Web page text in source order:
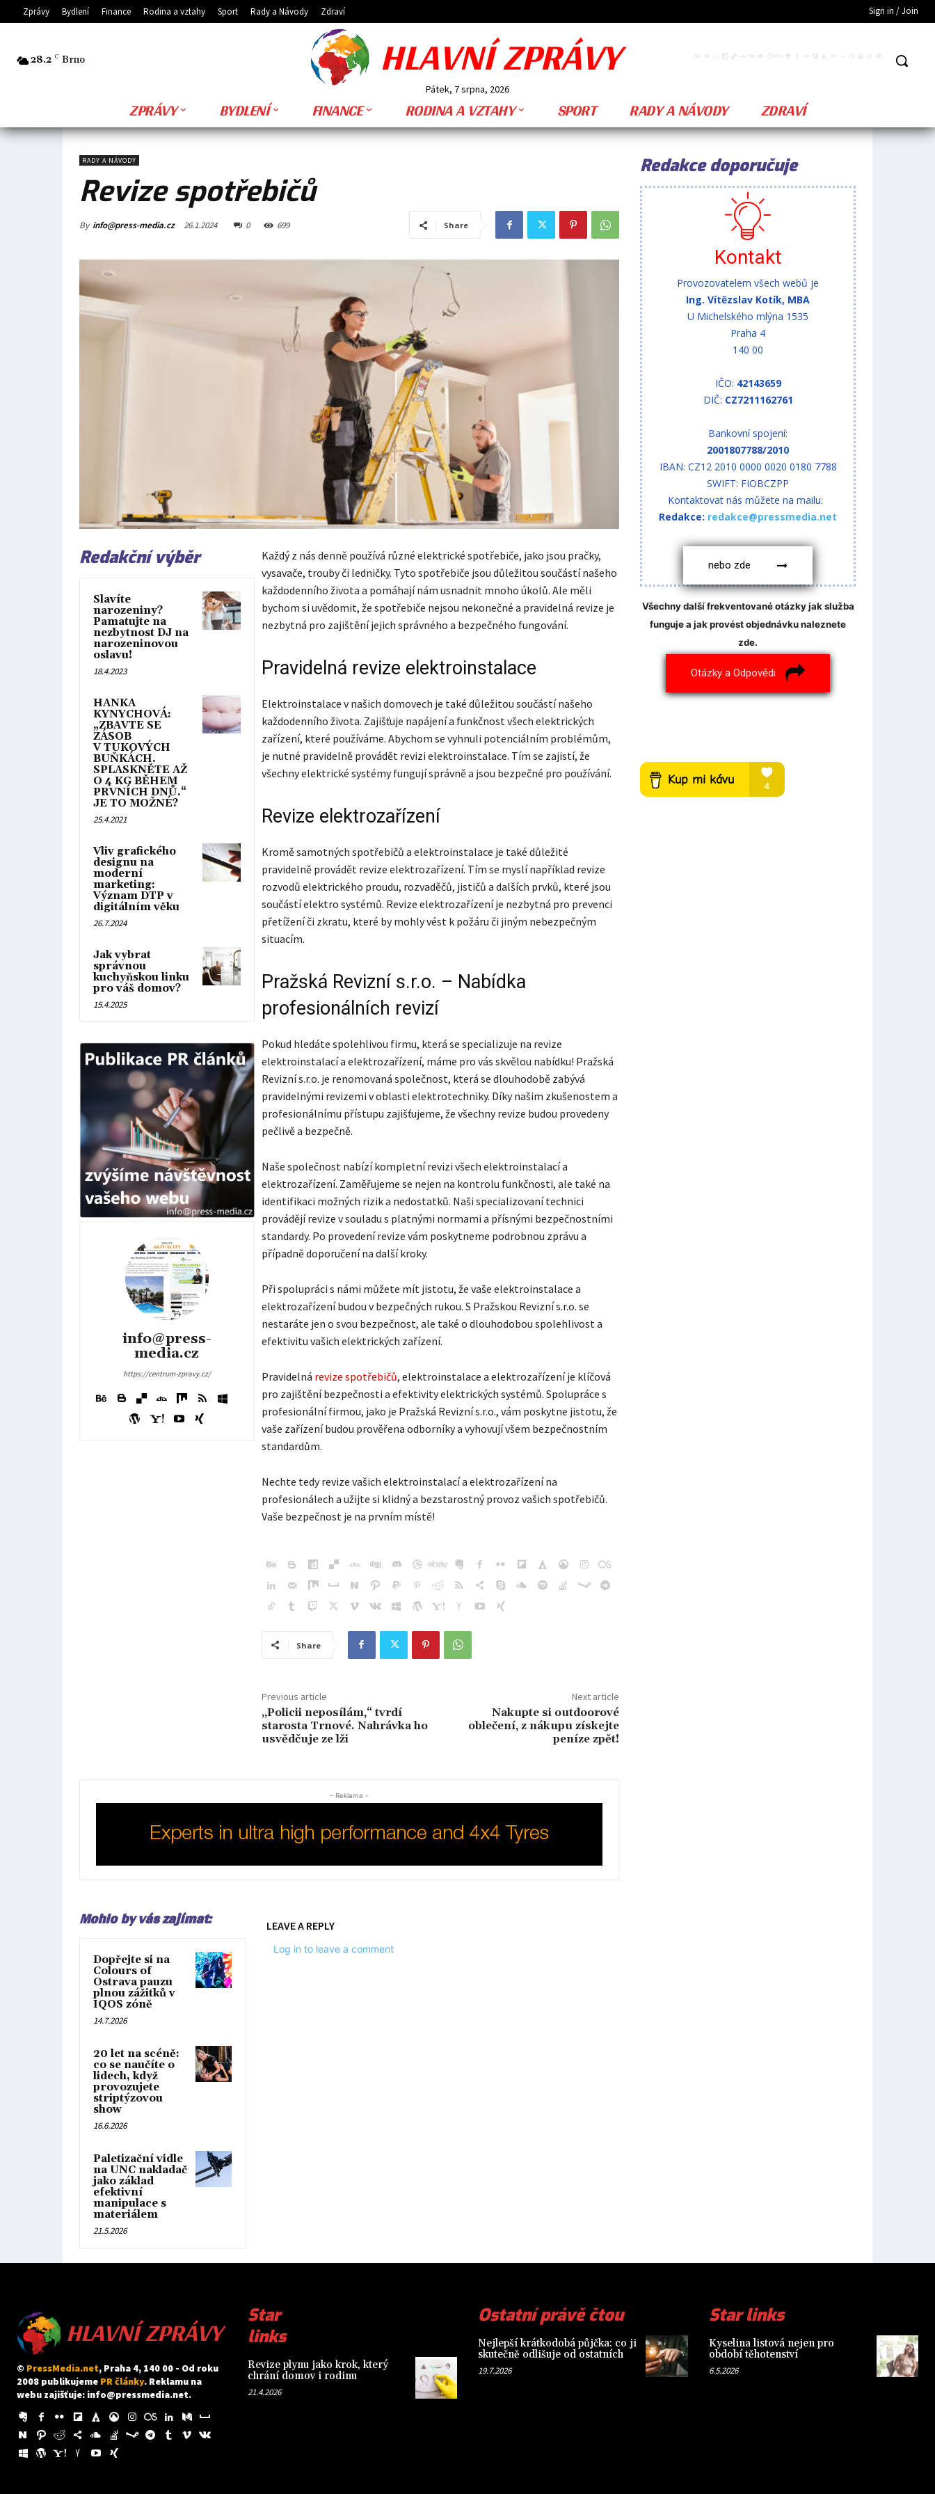
Zprávy Bydlení Finance Rodina a vztahy Sport Rady a Návody Zdraví Sign in / Join
28.2 C Brno HLAVNÍ ZPRÁVY
Pátek, 7 srpna, 2026
ZPRÁVY BYDLENÍ FINANCE RODINA A VZTAHY SPORT RADY A NÁVODY ZDRAVÍ
RADY A NÁVODY
Revize spotřebičů
By info@press-media.cz 26.1.2024 0 699 Share
Redakční výběr
Slavíte
narozeniny?
Pamatujte na
nezbytnost DJ na
narozeninovou
oslavu!
18.4.2023
HANKA
KYNYCHOVÁ:
„ZBAVTE SE
ZÁSOB
V TUKOVÝCH
BUŇKÁCH.
SPLASKNĚTE AŽ
O 4 KG BĚHEM
PRVNÍCH DNŮ.“
JE TO MOŽNÉ?
25.4.2021
Vliv grafického
designu na
moderní
marketing:
Význam DTP v
digitálním věku
26.7.2024
Jak vybrat
správnou
kuchyňskou linku
pro váš domov?
15.4.2025
info@press-
media.cz
https://centrum-zpravy.cz/
Každý z nás denně používá různé elektrické spotřebiče, jako jsou pračky,
vysavače, trouby či ledničky. Tyto spotřebiče jsou důležitou součástí našeho
každodenního života a pomáhají nám usnadnit mnoho úkolů. Ale měli
bychom si uvědomit, že spotřebiče nejsou nekonečné a pravidelná revize je
nezbytná pro zajištění jejich správného a bezpečného fungování.
Pravidelná revize elektroinstalace
Elektroinstalace v našich domovech je také důležitou součástí našeho
každodenního života. Zajišťuje napájení a funkčnost všech elektrických
zařízení, které používáme. Abychom se vyhnuli potenciálním problémům,
je nutné pravidelně provádět revizi elektroinstalace. Tím se zajistí, že
všechny elektrické systémy fungují správně a jsou bezpečné pro používání.
Revize elektrozařízení
Kromě samotných spotřebičů a elektroinstalace je také důležité
pravidelně provádět revize elektrozařízení. Tím se myslí například revize
rozvodů elektrického proudu, rozvaděčů, jističů a dalších prvků, které jsou
součástí elektro systémů. Revize elektrozařízení je nezbytná pro prevenci
přetížení či zkratu, které by mohly vést k požáru či jiným nebezpečným
situacím.
Pražská Revizní s.r.o. – Nabídka
profesionálních revizí
Pokud hledáte spolehlivou firmu, která se specializuje na revize
elektroinstalací a elektrozařízení, máme pro vás skvělou nabídku! Pražská
Revizní s.r.o. je renomovaná společnost, která se dlouhodobě zabývá
pravidelnými revizemi v oblasti elektrotechniky. Díky našim zkušenostem a
profesionálnímu přístupu zajišťujeme, že všechny revize budou provedeny
pečlivě a bezpečně.
Naše společnost nabízí kompletní revizi všech elektroinstalací a
elektrozařízení. Zaměřujeme se nejen na kontrolu funkčnosti, ale také na
identifikaci možných rizik a nedostatků. Naši specializovaní technici
provádějí revize v souladu s platnými normami a přísnými bezpečnostními
standardy. Po provedení revize vám poskytneme podrobnou zprávu a
případně doporučení na další kroky.
Při spolupráci s námi můžete mít jistotu, že vaše elektroinstalace a
elektrozařízení budou v bezpečných rukou. S Pražskou Revizní s.r.o. se
nestaráte jen o svou bezpečnost, ale také o dlouhodobou spolehlivost a
efektivitu vašich elektrických zařízení.
Pravidelná revize spotřebičů, elektroinstalace a elektrozařízení je klíčová
pro zajištění bezpečnosti a efektivity elektrických systémů. Spolupráce s
profesionální firmou, jako je Pražská Revizní s.r.o., vám poskytne jistotu, že
vaše zařízení budou prověřena odborníky a vyhovují všem bezpečnostním
standardům.
Nechte tedy revize vašich elektroinstalací a elektrozařízení na
profesionálech a užijte si klidný a bezstarostný provoz vašich spotřebičů.
Vaše bezpečnost je na prvním místě!
Share
Previous article
„Policii neposílám,“ tvrdí
starosta Trnové. Nahrávka ho
usvědčuje ze lži
Next article
Nakupte si outdoorové
oblečení, z nákupu získejte
peníze zpět!
- Reklama -
Mohlo by vás zajímat:
Dopřejte si na
Colours of
Ostrava pauzu
plnou zážitků v
IQOS zóně
14.7.2026
20 let na scéně:
co se naučíte o
lidech, když
provozujete
striptýzovou
show
16.6.2026
Paletizační vidle
na UNC nakladač
jako základ
efektivní
manipulace s
materiálem
21.5.2026
LEAVE A REPLY
Log in to leave a comment
Redakce doporučuje
Kontakt
Provozovatelem všech webů je
Ing. Vítězslav Kotík, MBA
U Michelského mlýna 1535
Praha 4
140 00
IČO: 42143659
DIČ: CZ7211162761
Bankovní spojení:
2001807788/2010
IBAN: CZ12 2010 0000 0020 0180 7788
SWIFT: FIOBCZPP
Kontaktovat nás můžete na mailu:
Redakce: redakce@pressmedia.net
nebo zde
Všechny další frekventované otázky jak služba
funguje a jak provést objednávku naleznete
zde.
Otázky a Odpovědi
HLAVNÍ ZPRÁVY
© PressMedia.net, Praha 4, 140 00 - Od roku
2008 publikujeme PR články. Reklamu na
webu zajišťuje: info@pressmedia.net.
Star
links
Revize plynu jako krok, který
chrání domov i rodinu
21.4.2026
Ostatní právě čtou
Nejlepší krátkodobá půjčka: co ji
skutečně odlišuje od ostatních
19.7.2026
Star links
Kyselina listová nejen pro
období těhotenství
6.5.2026